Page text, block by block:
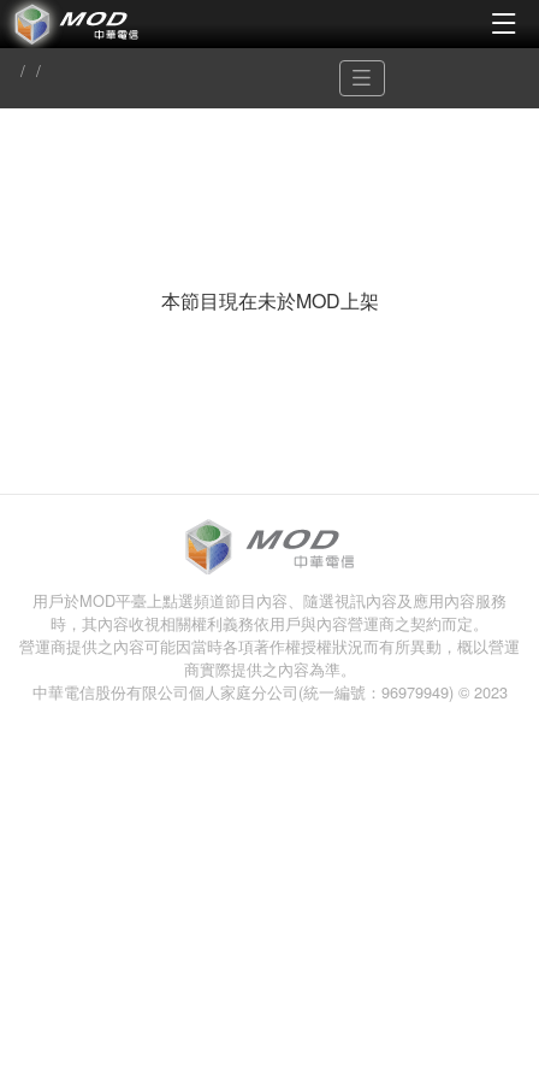
本節目現在未於MOD上架
用戶於MOD平臺上點選頻道節目內容、隨選視訊內容及應用內容服務
時，其內容收視相關權利義務依用戶與內容營運商之契約而定。
營運商提供之內容可能因當時各項著作權授權狀況而有所異動，概以營運
商實際提供之內容為準。
中華電信股份有限公司個人家庭分公司(統一編號：96979949) © 2023